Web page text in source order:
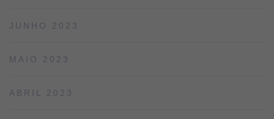
JUNHO 2023
MAIO 2023
ABRIL 2023